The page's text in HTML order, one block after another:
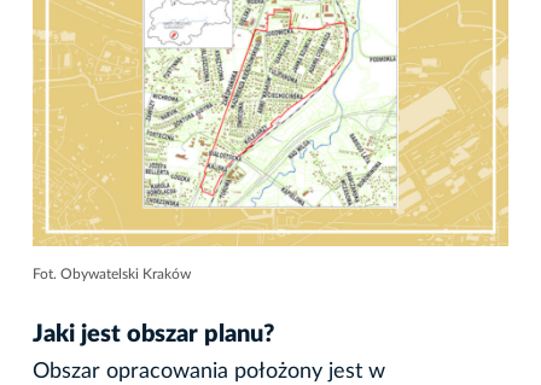
Fot. Obywatelski Kraków
Jaki jest obszar planu?
Obszar opracowania położony jest w